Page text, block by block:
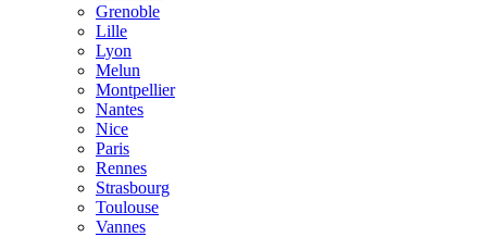
Grenoble
Lille
Lyon
Melun
Montpellier
Nantes
Nice
Paris
Rennes
Strasbourg
Toulouse
Vannes